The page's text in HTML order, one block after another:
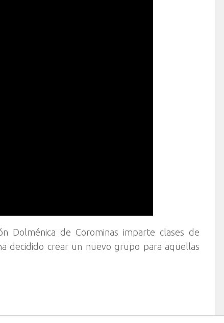
Dolménica de Corominas imparte clases de
decidido crear un nuevo grupo para aquellas